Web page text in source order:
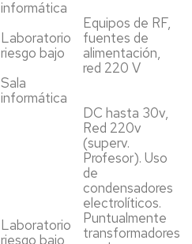
informática
Laboratorio
riesgo bajo
Equipos de RF,
fuentes de
alimentación,
red 220 V
Sala
informática
Laboratorio
riesgo bajo
DC hasta 30v,
Red 220v
(superv.
Profesor). Uso
de
condensadores
electrolíticos.
Puntualmente
transformadores